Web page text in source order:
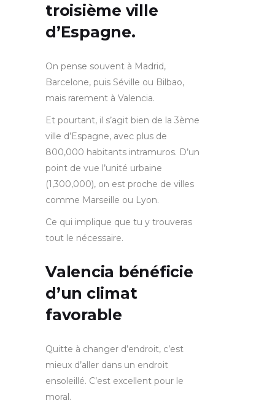
troisième ville
d’Espagne.
On pense souvent à Madrid,
Barcelone, puis Séville ou Bilbao,
mais rarement à Valencia.
Et pourtant, il s’agit bien de la 3ème
ville d’Espagne, avec plus de
800,000 habitants intramuros. D’un
point de vue l’unité urbaine
(1,300,000), on est proche de villes
comme Marseille ou Lyon.
Ce qui implique que tu y trouveras
tout le nécessaire.
Valencia bénéficie
d’un climat
favorable
Quitte à changer d’endroit, c’est
mieux d’aller dans un endroit
ensoleillé. C’est excellent pour le
moral.